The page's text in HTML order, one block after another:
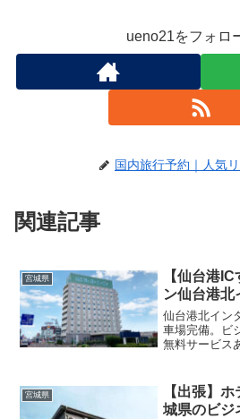
ueno21をフォロ
国内旅行予約｜人気
関連記事
宮城県
【仙台港
ン仙台港北
仙台港北イン
車場完備。ビ
無料サービス
宮城県
【出張】
城県のビジ